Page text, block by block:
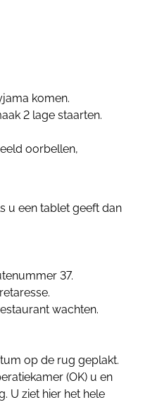
komen.
2 lage staarten.
oorbellen,
u een tablet geeft dan
37.
wachten.
op de rug geplakt.
(OK) u en
U ziet hier het hele